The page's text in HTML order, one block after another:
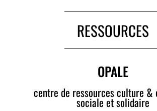
RESSOURCES
OPALE
centre de ressources culture &
sociale et solidaire